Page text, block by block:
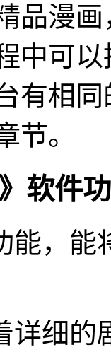
品漫
中可
有相
节。
》软件
能，
详细